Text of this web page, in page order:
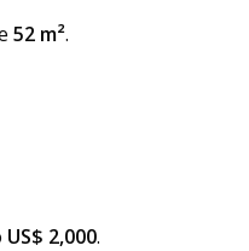
52 m².
US$ 2,000.